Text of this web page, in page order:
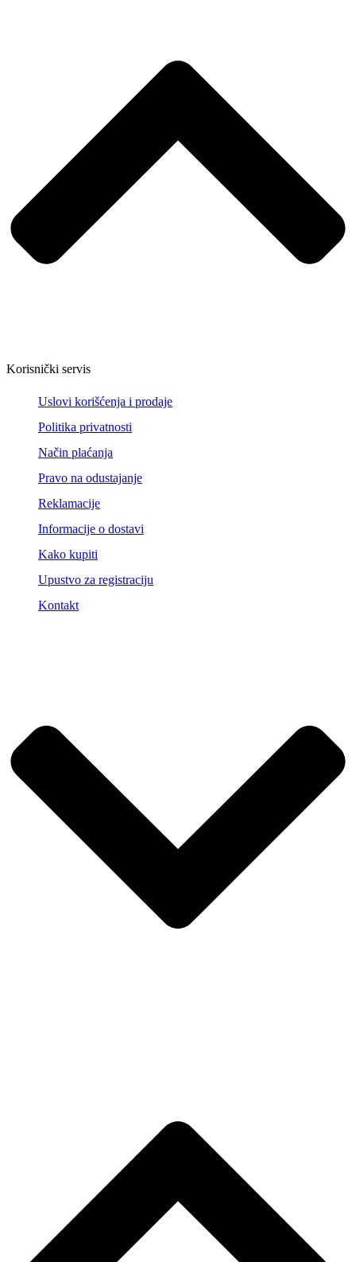
Korisnički servis
Uslovi korišćenja i prodaje
Politika privatnosti
Način plaćanja
Pravo na odustajanje
Reklamacije
Informacije o dostavi
Kako kupiti
Upustvo za registraciju
Kontakt